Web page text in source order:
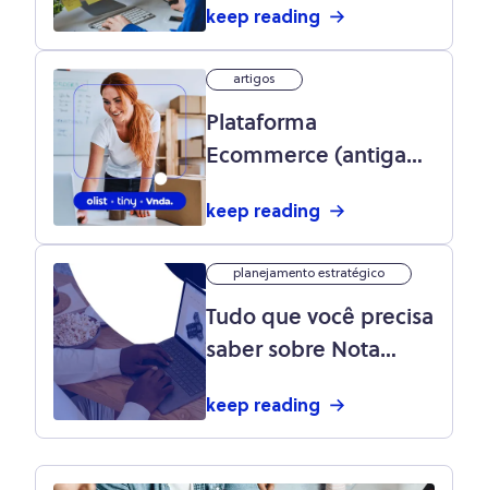
keep reading
artigos
Plataforma
Ecommerce (antiga
da Olist (antigo Tiny):
para o seu e-
commerce
keep reading
planejamento estratégico
Tudo que você precisa
saber sobre Nota
keep reading